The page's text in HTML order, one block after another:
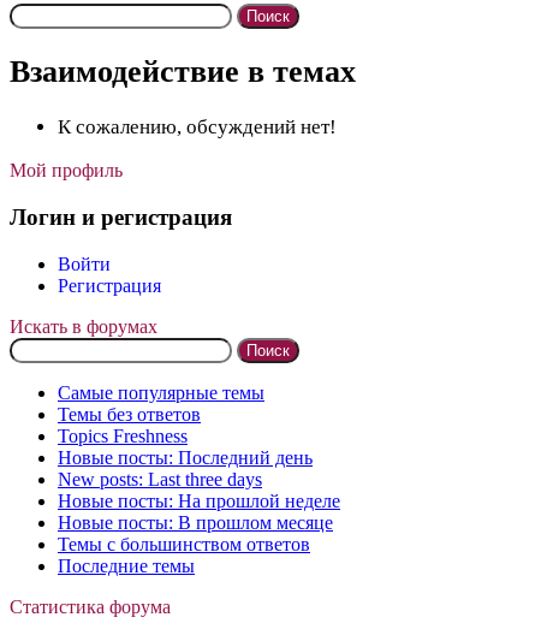
Поиск
Взаимодействие в темах
К сожалению, обсуждений нет!
Мой профиль
Логин и регистрация
Войти
Регистрация
Искать в форумах
Поиск:
Самые популярные темы
Темы без ответов
Topics Freshness
Новые посты: Последний день
New posts: Last three days
Новые посты: На прошлой неделе
Новые посты: В прошлом месяце
Темы с большинством ответов
Последние темы
Статистика форума